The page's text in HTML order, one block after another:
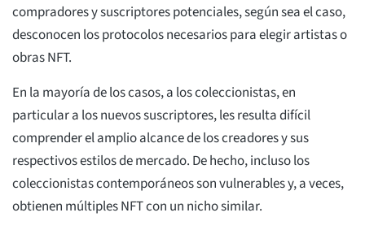
compradores y suscriptores potenciales, según sea el caso,
desconocen los protocolos necesarios para elegir artistas o
obras NFT.
En la mayoría de los casos, a los coleccionistas, en
particular a los nuevos suscriptores, les resulta difícil
comprender el amplio alcance de los creadores y sus
respectivos estilos de mercado. De hecho, incluso los
coleccionistas contemporáneos son vulnerables y, a veces,
obtienen múltiples NFT con un nicho similar.